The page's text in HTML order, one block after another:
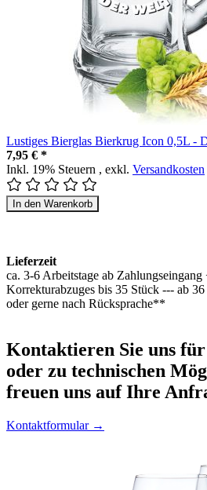
Lustiges Bierglas Bierkrug Icon 0,5L -
7,95 € *
Inkl. 19% Steuern , exkl. Versandkosten
In den Warenkorb
Lieferzeit
ca. 3-6 Arbeitstage ab Zahlungseingang
Korrekturabzuges bis 35 Stück --- ab
oder gerne nach Rücksprache**
Kontaktieren Sie uns
oder zu technischen
freuen uns auf Ihre
Kontaktformular →